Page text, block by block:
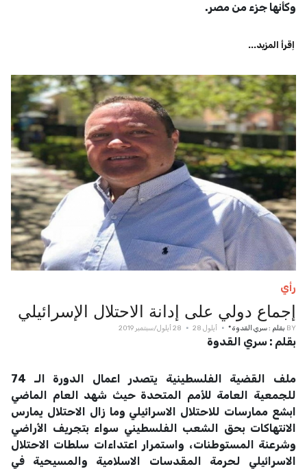
وكأنها جزء من مصر.
اِقرأ المزيد...
رأي
إجماع دولي على إدانة الاحتلال الإسرائيلي
BY بقلم : سري القدوة * أيلول 28 28 أيلول/سبتمبر 2019
بقلم : سري القدوة
ملف القضية الفلسطينية يتصدر اعمال الدورة الـ 74
للجمعية العامة للأمم المتحدة حيث شهد العام الماضي
ابشع ممارسات للاحتلال الاسرائيلي وما زال الاحتلال يمارس
الانتهاكات بحق الشعب الفلسطيني سواء بتجريف الأراضي
وشرعنة المستوطنات، واستمرار اعتداءات سلطات الاحتلال
الاسرائيلي لحرمة المقدسات الاسلامية والمسيحية في